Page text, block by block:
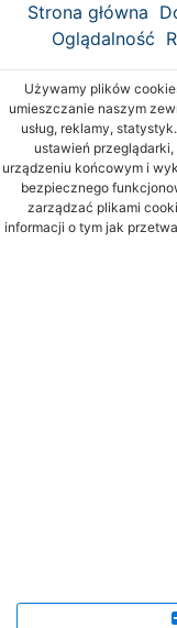
Strona główna
Oglądalność
Używamy plików
umieszczanie naszym
usług, reklamy,
ustawień
urządzeniu końcowym i
bezpiecznego
zarządzać plikami
informacji o tym jak